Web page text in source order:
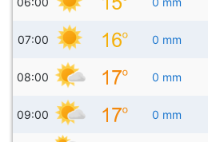
07:00 0 mm
08:00 0 mm
09:00 0 mm